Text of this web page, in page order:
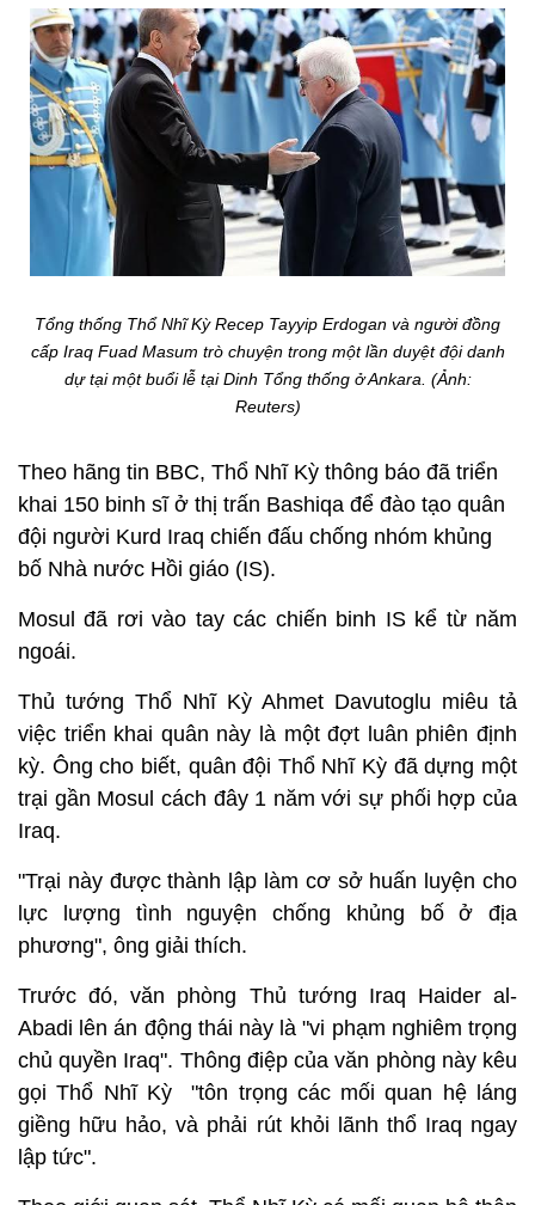
Tổng thống Thổ Nhĩ Kỳ Recep Tayyip Erdogan và người đồng
cấp Iraq Fuad Masum trò chuyện trong một lần duyệt đội danh
dự tại một buổi lễ tại Dinh Tổng thống ở Ankara. (Ảnh:
Reuters)
Theo hãng tin BBC, Thổ Nhĩ Kỳ thông báo đã triển
khai 150 binh sĩ ở thị trấn Bashiqa để đào tạo quân
đội người Kurd Iraq chiến đấu chống nhóm khủng
bố Nhà nước Hồi giáo (IS).
Mosul đã rơi vào tay các chiến binh IS kể từ năm
ngoái.
Thủ tướng Thổ Nhĩ Kỳ Ahmet Davutoglu miêu tả
việc triển khai quân này là một đợt luân phiên định
kỳ. Ông cho biết, quân đội Thổ Nhĩ Kỳ đã dựng một
trại gần Mosul cách đây 1 năm với sự phối hợp của
Iraq.
"Trại này được thành lập làm cơ sở huấn luyện cho
lực lượng tình nguyện chống khủng bố ở địa
phương", ông giải thích.
Trước đó, văn phòng Thủ tướng Iraq Haider al-
Abadi lên án động thái này là "vi phạm nghiêm trọng
chủ quyền Iraq". Thông điệp của văn phòng này kêu
gọi Thổ Nhĩ Kỳ "tôn trọng các mối quan hệ láng
giềng hữu hảo, và phải rút khỏi lãnh thổ Iraq ngay
lập tức".